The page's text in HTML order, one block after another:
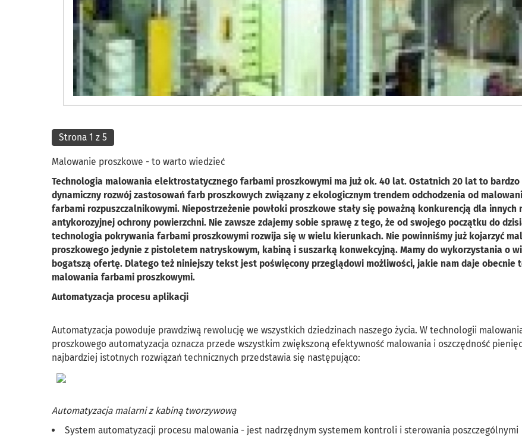
Strona 1 z 5
Malowanie proszkowe - to warto wiedzieć
Technologia malowania elektrostatycznego farbami proszkowymi ma już ok. 40 lat. Ostatnich 20 lat to bardzo
dynamiczny rozwój zastosowań farb proszkowych związany z ekologicznym trendem odchodzenia od
farbami rozpuszczalnikowymi. Niepostrzeżenie powłoki proszkowe stały się poważną konkurencją dla innych
antykorozyjnej ochrony powierzchni. Nie zawsze zdajemy sobie sprawę z tego, że od swojego początku do
technologia pokrywania farbami proszkowymi rozwija się w wielu kierunkach. Nie powinniśmy już kojarzyć
proszkowego jedynie z pistoletem natryskowym, kabiną i suszarką konwekcyjną. Mamy do wykorzystania o
bogatszą ofertę. Dlatego też niniejszy tekst jest poświęcony przeglądowi możliwości, jakie nam daje obecnie
malowania farbami proszkowymi.
Automatyzacja procesu aplikacji
Automatyzacja powoduje prawdziwą rewolucję we wszystkich dziedzinach naszego życia. W technologii
proszkowego automatyzacja oznacza przede wszystkim zwiększoną efektywność malowania i oszczędność
najbardziej istotnych rozwiązań technicznych przedstawia się następująco:
Automatyzacja malarni z kabiną tworzywową
System automatyzacji procesu malowania - jest nadrzędnym systemem kontroli i sterowania poszczególnymi